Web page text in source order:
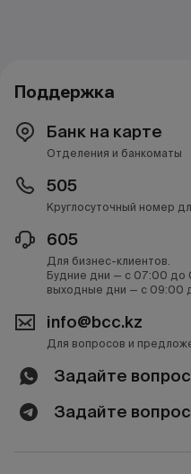
Поддержка
Банк на карте
Отделения и банкоматы
505
Круглосуточный номер
605
Для бизнес-клиентов.
Будние дни — с 07:00 до
выходные дни — с 09:00
info@bcc.kz
Для вопросов и
Задайте
Задайте